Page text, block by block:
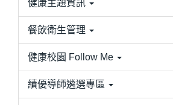
健康主題資訊
餐飲衛生管理
健康校園 Follow Me
績優導師遴選專區